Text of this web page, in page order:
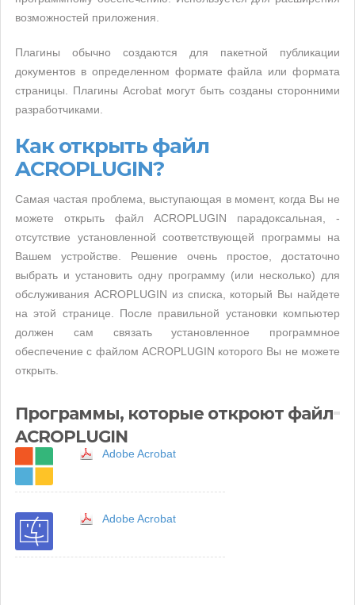
возможностей приложения.
Плагины обычно создаются для пакетной публикации
документов в определенном формате файла или формата
страницы. Плагины Acrobat могут быть созданы сторонними
разработчиками.
Как открыть файл
ACROPLUGIN?
Самая частая проблема, выступающая в момент, когда Вы не
можете открыть файл ACROPLUGIN парадоксальная, -
отсутствие установленной соответствующей программы на
Вашем устройстве. Решение очень простое, достаточно
выбрать и установить одну программу (или несколько) для
обслуживания ACROPLUGIN из списка, который Вы найдете
на этой странице. После правильной установки компьютер
должен сам связать установленное программное
обеспечение с файлом ACROPLUGIN которого Вы не можете
открыть.
Программы, которые откроют файл
ACROPLUGIN
Adobe Acrobat
Adobe Acrobat